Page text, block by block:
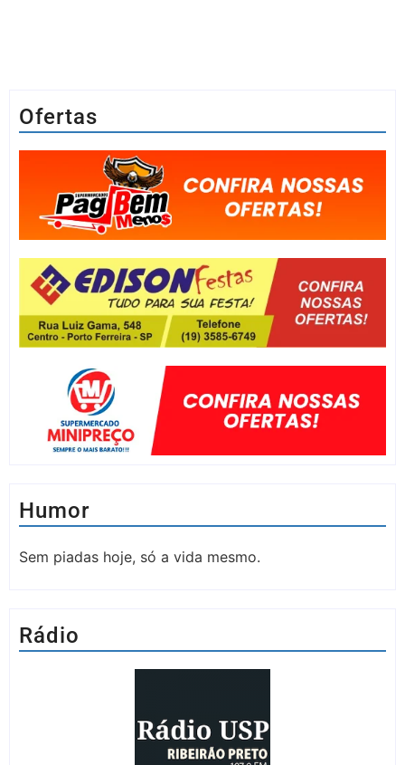
Ofertas
Humor
Sem piadas hoje, só a vida mesmo.
Rádio